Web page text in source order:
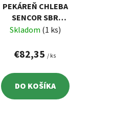
PEKÁREŇ CHLEBA
SENCOR SBR
0770WH
Skladom (1 ks)
€82,35/ ks
DO KOŠÍKA